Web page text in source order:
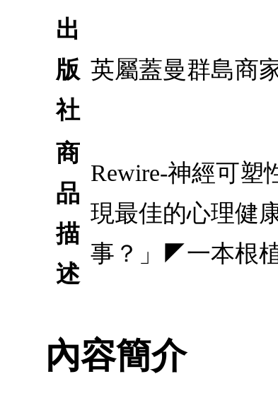
出
版
社
英屬蓋曼群島商
商
品
描
述
Rewire-神經可塑
現最佳的心理健
事？」◤一本根
內容簡介